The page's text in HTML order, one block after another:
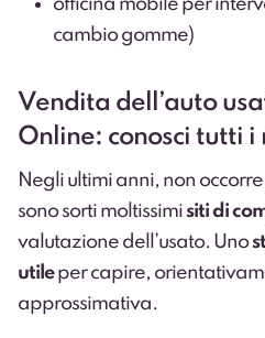
officina mobile per
cambio gomme)
Vendita dell’auto
Online: conosci tutti i
Negli ultimi anni, non
sono sorti moltissimisiti di
valutazione dell’usato. Uno
utileper capire,
approssimativa.